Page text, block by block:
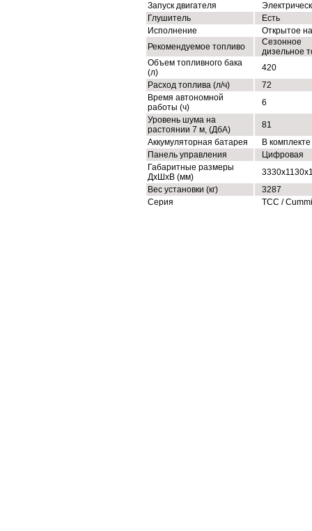
Запуск двигателя
Глушитель
Есть
Исполнение
Открытое
Рекомендуемое топливо
Сезонное
дизельное
Объем топливного бака
(л)
420
Расход топлива (л/ч)
72
Время автономной
работы (ч)
6
Уровень шума на
растоянии 7 м, (ДбА)
81
Аккумуляторная батарея
В комплекте
Панель управления
Цифровая
Габаритные размеры
ДхШхВ (мм)
Вес установки (кг)
3287
Серия
ТСС /